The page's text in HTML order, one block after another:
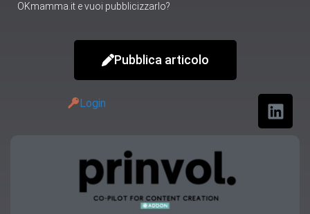
OKmamma.it e vuoi pubblicizzarlo?
Pubblica articolo
Login